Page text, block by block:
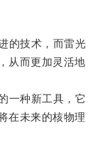
的技术，而雷光
从而更加灵活地
种新工具，它
在未来的核物理